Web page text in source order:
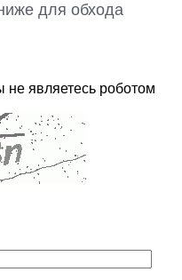
для обхода
не являетесь роботом